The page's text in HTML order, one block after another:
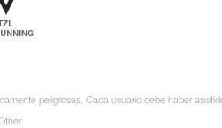
peligrosas. Cada usuario debe haber